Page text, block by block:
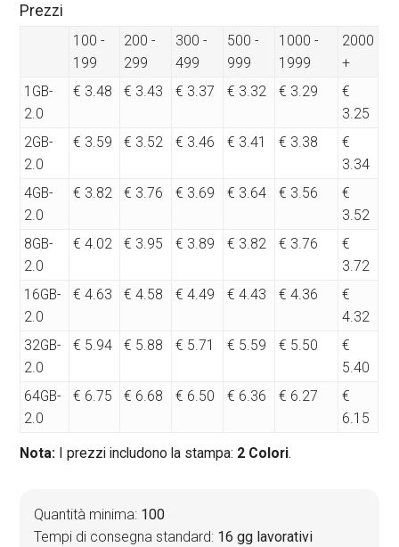
Prezzi
100 -
199
200 -
299
300 -
499
500 -
999
1000 -
1999
2000
+
1GB-
2.0
€ 3.48 € 3.43 € 3.37 € 3.32 € 3.29
€
3.25
2GB-
2.0
€ 3.59 € 3.52 € 3.46 € 3.41 € 3.38
€
3.34
4GB-
2.0
€ 3.82 € 3.76 € 3.69 € 3.64 € 3.56
€
3.52
8GB-
2.0
€ 4.02 € 3.95 € 3.89 € 3.82 € 3.76
€
3.72
16GB-
2.0
€ 4.63 € 4.58 € 4.49 € 4.43 € 4.36
€
4.32
32GB-
2.0
€ 5.94 € 5.88 € 5.71 € 5.59 € 5.50
€
5.40
64GB-
2.0
€ 6.75 € 6.68 € 6.50 € 6.36 € 6.27
€
6.15
Nota: I prezzi includono la stampa: 2 Colori.
Quantità minima: 100
Tempi di consegna standard: 16 gg lavorativi